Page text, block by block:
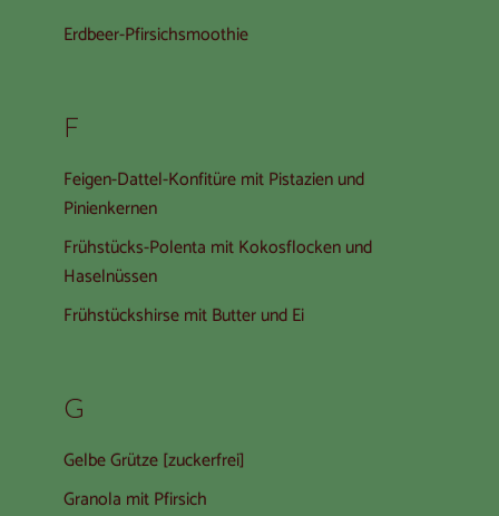
Erdbeer-Pfirsichsmoothie
F
Feigen-Dattel-Konfitüre mit Pistazien und
Pinienkernen
Frühstücks-Polenta mit Kokosflocken und
Haselnüssen
Frühstückshirse mit Butter und Ei
G
Gelbe Grütze [zuckerfrei]
Granola mit Pfirsich